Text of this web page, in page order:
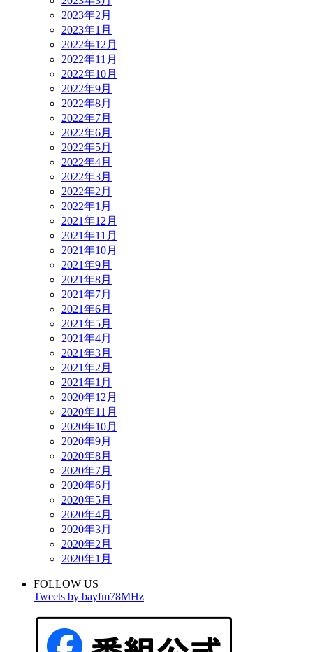
2023年2月
2023年1月
2022年12月
2022年11月
2022年10月
2022年9月
2022年8月
2022年7月
2022年6月
2022年5月
2022年4月
2022年3月
2022年2月
2022年1月
2021年12月
2021年11月
2021年10月
2021年9月
2021年8月
2021年7月
2021年6月
2021年5月
2021年4月
2021年3月
2021年2月
2021年1月
2020年12月
2020年11月
2020年10月
2020年9月
2020年8月
2020年7月
2020年6月
2020年5月
2020年4月
2020年3月
2020年2月
2020年1月
FOLLOW US
Tweets by bayfm78MHz